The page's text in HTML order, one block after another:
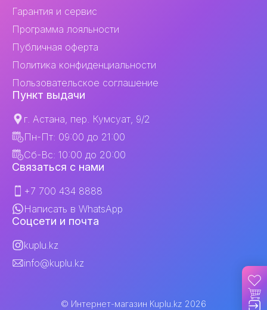
Гарантия и сервис
Программа лояльности
Публичная оферта
Политика конфиденциальности
Пользовательское соглашение
Пункт выдачи
г. Астана, пер. Кумсуат, 9/2
Пн-Пт: 09:00 до 21:00
Сб-Вс: 10:00 до 20:00
Связаться с нами
+7 700 434 8888
Написать в WhatsApp
Соцсети и почта
kuplu.kz
info@kuplu.kz
© Интернет-магазин Kuplu.kz 2026